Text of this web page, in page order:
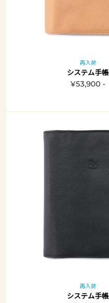
再入荷
システム手帳
¥53,900 -
再入荷
システム手帳